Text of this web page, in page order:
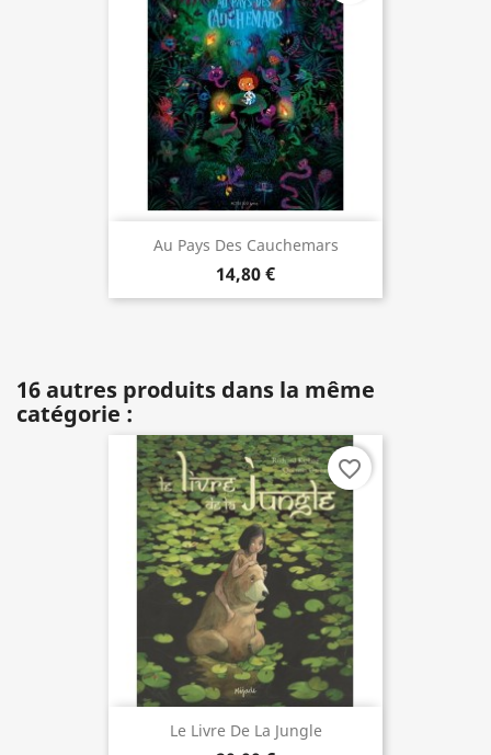
Au Pays Des Cauchemars
14,80 €
16 autres produits dans la même
catégorie :
Le Livre De La Jungle
favorite_border